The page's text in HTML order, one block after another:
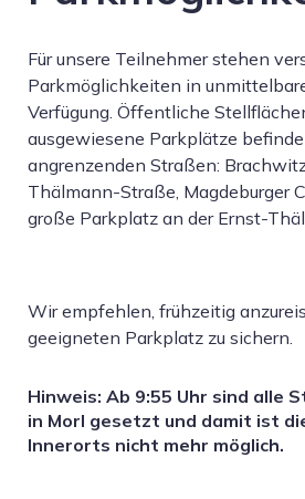
Für unsere Teilnehmer stehen
Parkmöglichkeiten in
Verfügung. Öffentliche
ausgewiesene Parkplätze
angrenzenden Straßen:
Thälmann-Straße, Magdeburger
große Parkplatz an der Ernst-
Wir empfehlen, frühzeitig
geeigneten Parkplatz zu sichern.
Hinweis: Ab 9:55 Uhr sind alle
in Morl gesetzt und damit ist
Innerorts nicht mehr möglich.